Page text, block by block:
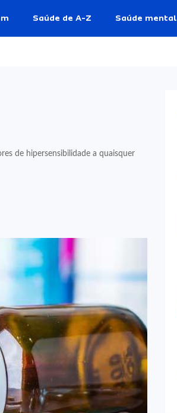
Saúde de A-Z Saúde mental
de hipersensibilidade a quaisquer